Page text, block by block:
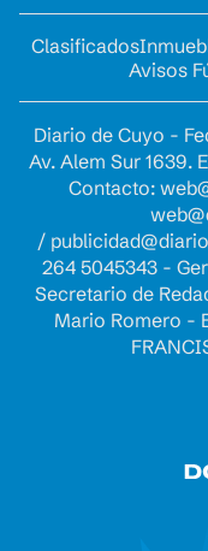
Clasificados
Avisos
Diario de Cuyo -
Av. Alem Sur 1639.
Contacto:
/
264 5045343 -
Secretario de
Mario Romero -